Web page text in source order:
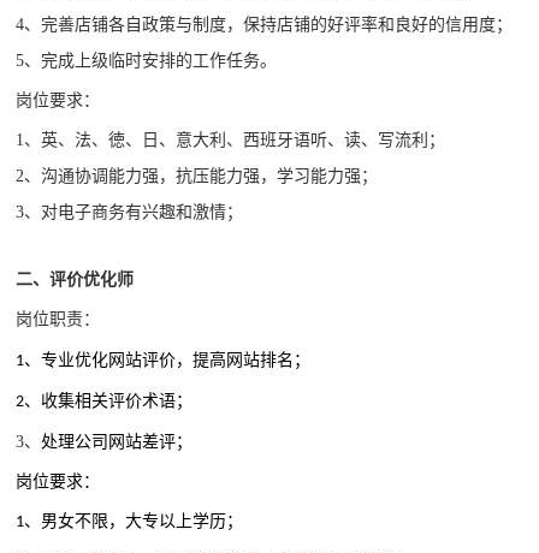
4、完善店铺各自政策与制度，保持店铺的好评率和良好的信用度；
5、完成上级临时安排的工作任务。
岗位要求：
1、英、法、徳、日、意大利、西班牙语听、读、写流利；
2、沟通协调能力强，抗压能力强，学习能力强；
3、 对电子商务有兴趣和激情；
二、评价优化师
岗位职责：
1、专业优化网站评价，提高网站排名；
2、 收集相关评价术语；
3、 处理公司网站差评；
岗位要求：
1、 男女不限，大专以上学历；